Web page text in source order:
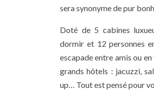
sera synonyme de pur
Doté de 5 cabines
dormir et 12 personnes
escapade entre amis ou
grands hôtels : jacuzzi,
up… Tout est pensé pour